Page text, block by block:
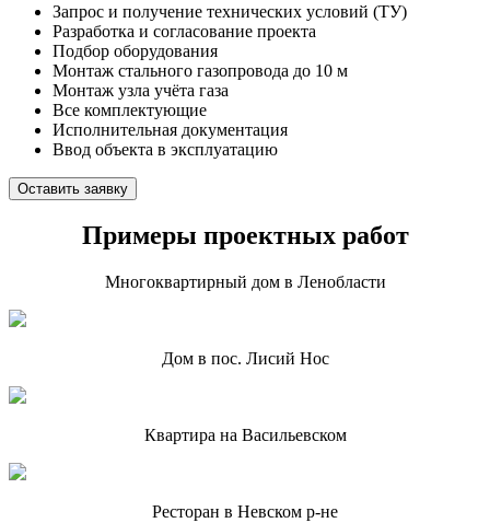
Запрос и получение технических условий (ТУ)
Разработка и согласование проекта
Подбор оборудования
Монтаж стального газопровода до 10 м
Монтаж узла учёта газа
Все комплектующие
Исполнительная документация
Ввод объекта в эксплуатацию
Оставить заявку
Примеры проектных работ
Многоквартирный дом в Ленобласти
Дом в пос. Лисий Нос
Квартира на Васильевском
Ресторан в Невском р-не